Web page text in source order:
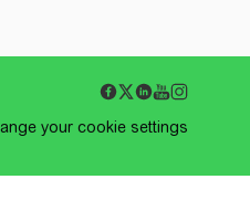
your cookie settings